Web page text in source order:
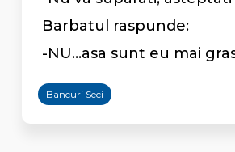
Barbatul raspunde:
-NU...asa sunt eu mai
Bancuri Seci